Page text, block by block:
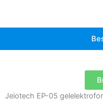
Jeiotech EP-05